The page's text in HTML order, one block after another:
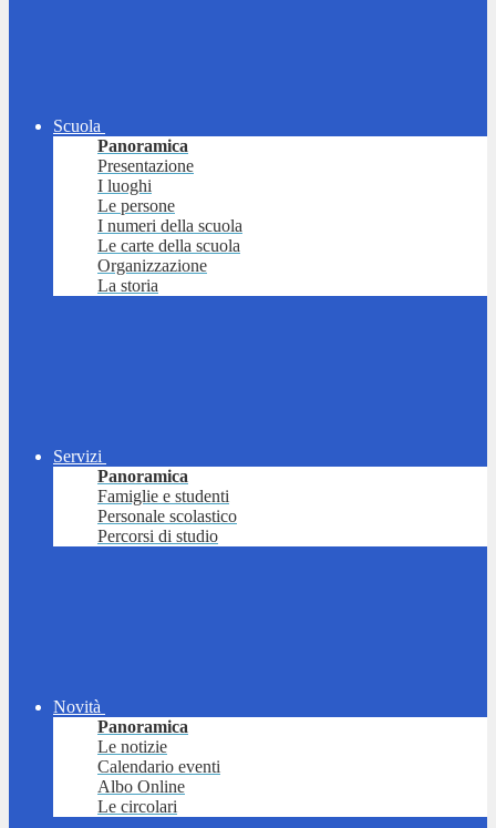
Scuola
Panoramica
Presentazione
I luoghi
Le persone
I numeri della scuola
Le carte della scuola
Organizzazione
La storia
Servizi
Panoramica
Famiglie e studenti
Personale scolastico
Percorsi di studio
Novità
Panoramica
Le notizie
Calendario eventi
Albo Online
Le circolari